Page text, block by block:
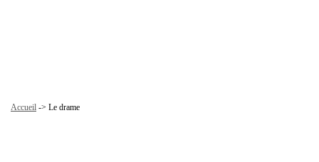
Accueil -> Le drame